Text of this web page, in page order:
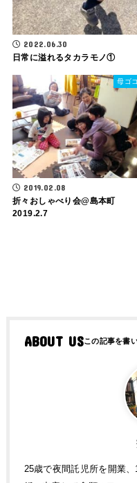
2022.06.30
日常に溢れるタカラモノ①
母ゴ
2019.02.08
折々おしゃべり会@島本町
2019.2.7
ABOUT US
25歳で夜間託児所を開業